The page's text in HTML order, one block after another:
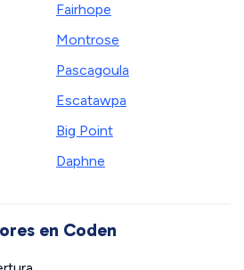
Fairhope
Montrose
Pascagoula
Escatawpa
Big Point
Daphne
en Coden